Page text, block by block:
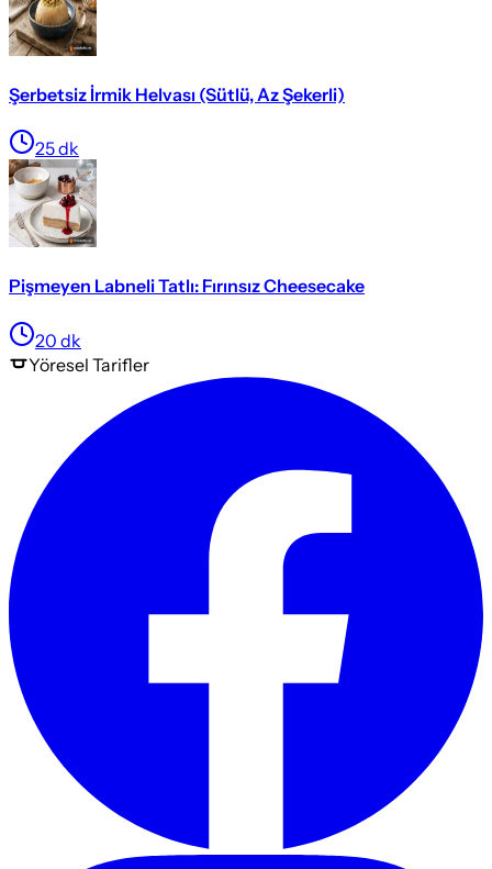
Şerbetsiz İrmik Helvası (Sütlü, Az Şekerli)
25dk
Pişmeyen Labneli Tatlı: Fırınsız Cheesecake
20 dk
Yöresel Tarifler